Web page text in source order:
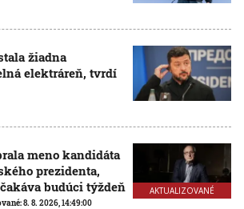
žiadna
elektráreň, tvrdí
AKTUALIZOVANÉ
meno kandidáta
prezidenta,
budúci týždeň
8. 8. 2026, 14:49:00